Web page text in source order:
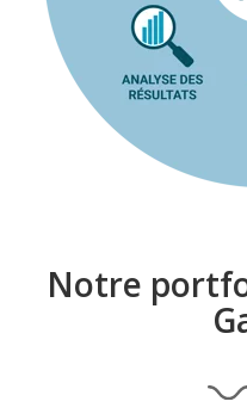
Notre